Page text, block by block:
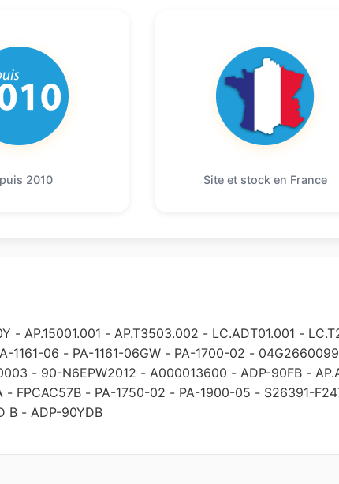
2010 Site et stock en France
- AP.15001.001 - AP.T3503.002 - LC.ADT01.001 -
1161-06 - PA-1161-06GW - PA-1700-02 -
- 90-N6EPW2012 - A000013600 - ADP-90FB -
- FPCAC57B - PA-1750-02 - PA-1900-05 - S26391-
B - ADP-90YDB